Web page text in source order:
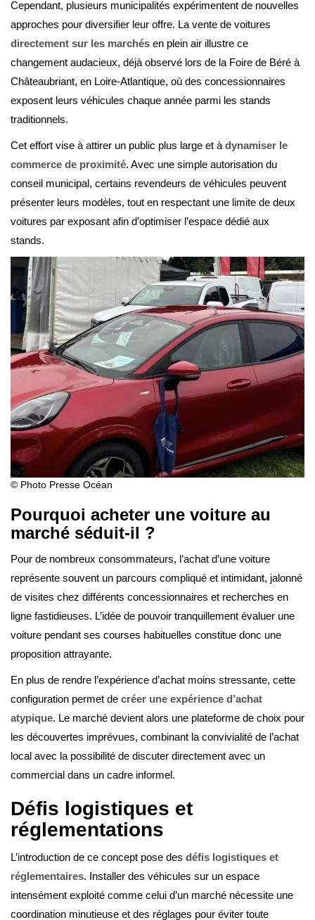
Cependant, plusieurs municipalités expérimentent de nouvelles
approches pour diversifier leur offre. La vente de voitures
directement sur les marchés en plein air illustre ce
changement audacieux, déjà observé lors de la Foire de Béré à
Châteaubriant, en Loire-Atlantique, où des concessionnaires
exposent leurs véhicules chaque année parmi les stands
traditionnels.
Cet effort vise à attirer un public plus large et à dynamiser le
commerce de proximité. Avec une simple autorisation du
conseil municipal, certains revendeurs de véhicules peuvent
présenter leurs modèles, tout en respectant une limite de deux
voitures par exposant afin d’optimiser l’espace dédié aux
stands.
© Photo Presse Océan
Pourquoi acheter une voiture au
marché séduit-il ?
Pour de nombreux consommateurs, l’achat d’une voiture
représente souvent un parcours compliqué et intimidant, jalonné
de visites chez différents concessionnaires et recherches en
ligne fastidieuses. L’idée de pouvoir tranquillement évaluer une
voiture pendant ses courses habituelles constitue donc une
proposition attrayante.
En plus de rendre l’expérience d’achat moins stressante, cette
configuration permet de créer une expérience d’achat
atypique. Le marché devient alors une plateforme de choix pour
les découvertes imprévues, combinant la convivialité de l’achat
local avec la possibilité de discuter directement avec un
commercial dans un cadre informel.
Défis logistiques et
réglementations
L’introduction de ce concept pose des défis logistiques et
réglementaires. Installer des véhicules sur un espace
intensément exploité comme celui d’un marché nécessite une
coordination minutieuse et des réglages pour éviter toute